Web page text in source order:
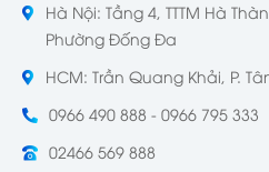
Hà Nội: Tầng 4, TTTM Hà
Phường Đống Đa
HCM: Trần Quang Khải, P.
0966 490 888 - 0966 795 333
02466 569 888